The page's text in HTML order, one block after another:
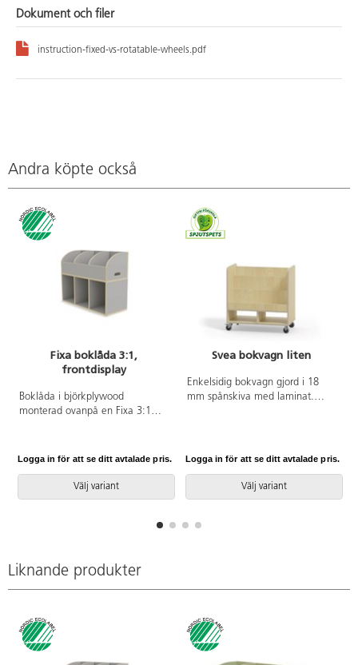
Dokument och filer
instruction-fixed-vs-rotatable-wheels.pdf
Andra köpte också
Fixa boklåda 3:1,
frontdisplay
Boklåda i björkplywood
monterad ovanpå en Fixa 3:1
plint, sockel eller hjul. Finns i
och vitpigmenterad är helt i
plywood. Svanenmärkt,
Logga in för att se ditt avtalade pris.
Välj variant
Svea bokvagn liten
Enkelsidig bokvagn gjord i 18
mm spånskiva med laminat.
cm. Höjd framkant hylla 8 cm.
hylla 23 cm. Översta bakkanten
är 18 cm. Djup varje hylla 12 cm.
bredd 37 cm. 40,5 djup.
Logga in för att se ditt avtalade pris.
Välj variant
Liknande produkter